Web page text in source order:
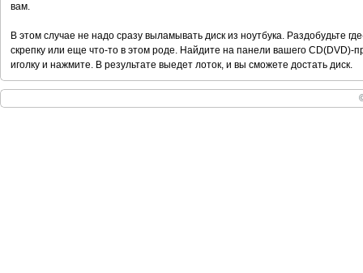
вам.
В этом случае не надо сразу выламывать диск из ноутбука. Раздобудьте
скрепку или еще что-то в этом роде. Найдите на панели вашего CD(DVD)-
иголку и нажмите. В результате выедет лоток, и вы сможете достать диск.